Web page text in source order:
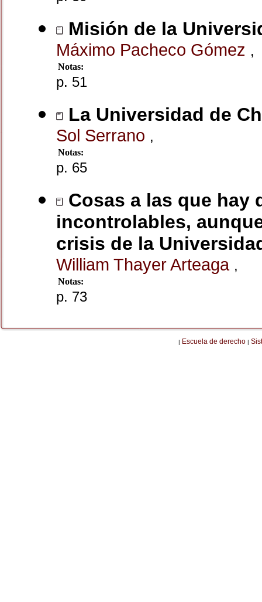
Misión de la
Máximo Pacheco Gómez ,
Notas:
p. 51
La Universidad de
Sol Serrano ,
Notas:
p. 65
Cosas a las que hay
incontrolables,
crisis de la
William Thayer Arteaga ,
Notas:
p. 73
| Escuela de derecho |